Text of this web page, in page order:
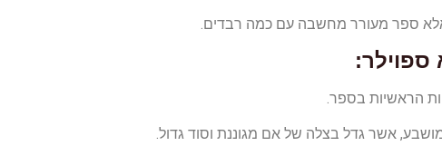
ספר מעורר מחשבה עם כמה רבדים.
הראשיות בספר.
אשר גדל בצלה של אם מגוננת וסוד גדול.